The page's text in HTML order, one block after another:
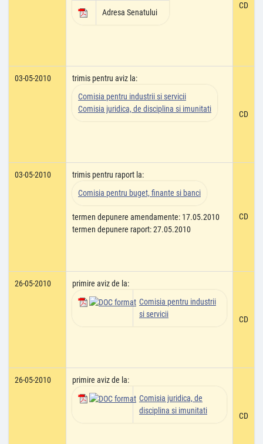
Adresa Senatului
CD
03-05-2010
trimis pentru aviz la:
Comisia pentru industrii si servicii
Comisia juridica, de disciplina si imunitati
CD
03-05-2010
trimis pentru raport la:
Comisia pentru buget, finante si banci
termen depunere amendamente: 17.05.2010
termen depunere raport: 27.05.2010
CD
26-05-2010
primire aviz de la:
Comisia pentru industrii
si servicii
CD
26-05-2010
primire aviz de la:
Comisia juridica, de
disciplina si imunitati
CD